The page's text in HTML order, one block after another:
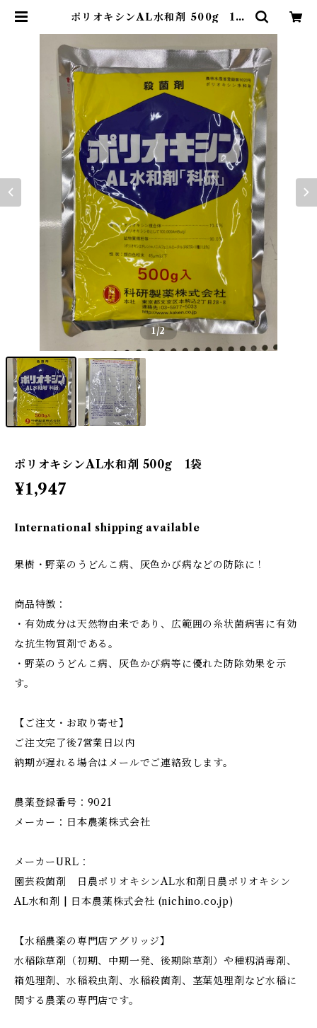
ポリオキシンAL水和剤 500g 1袋
1/2
ポリオキシンAL水和剤 500g 1袋
¥1,947
International shipping available
果樹・野菜のうどんこ病、灰色かび病などの防除に！
商品特徴：
・有効成分は天然物由来であり、広範囲の糸状菌病害に有効
な抗生物質剤である。
・野菜のうどんこ病、灰色かび病等に優れた防除効果を示
す。
【ご注文・お取り寄せ】
ご注文完了後7営業日以内
納期が遅れる場合はメールでご連絡致します。
農薬登録番号：9021
メーカー：日本農薬株式会社
メーカーURL：
園芸殺菌剤 日農ポリオキシンAL水和剤日農ポリオキシン
AL水和剤 | 日本農薬株式会社 (nichino.co.jp)
【水稲農薬の専門店アグリッジ】
水稲除草剤（初期、中期一発、後期除草剤）や種籾消毒剤、
箱処理剤、水稲殺虫剤、水稲殺菌剤、茎葉処理剤など水稲に
関する農薬の専門店です。